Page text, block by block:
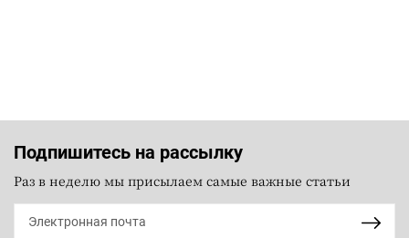
Подпишитесь на рассылку
Раз в неделю мы присылаем самые важные статьи